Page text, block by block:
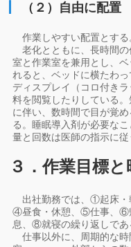
（２）自由に配置
作業しやすい配置とする
老化とともに、長時間の
室と作業室を兼用とし、
れると、ベッドに横たわ
ディスプレイ（コロ付き
料を閲覧したりしている
に伴い、数時間で目が覚
る。睡眠導入剤が必要な
量と回数は医師の指示に従
３．作業目標
出社勤務では、①起床・
④昼食・休憩、⑤仕事、⑥
息、⑧就寝の繰り返しであ
仕事以外に、周期的な時